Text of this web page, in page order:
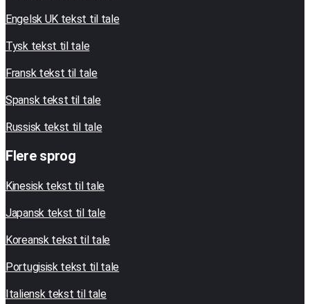
Engelsk UK tekst til tale
Tysk tekst til tale
Fransk tekst til tale
Spansk tekst til tale
Russisk tekst til tale
Flere sprog
Kinesisk tekst til tale
Japansk tekst til tale
Koreansk tekst til tale
Portugisisk tekst til tale
Italiensk tekst til tale